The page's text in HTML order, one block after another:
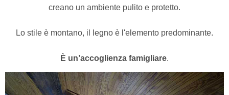
creano un ambiente pulito e protetto.
Lo stile è montano, il legno è l'elemento predominante.
È un’accoglienza famigliare.